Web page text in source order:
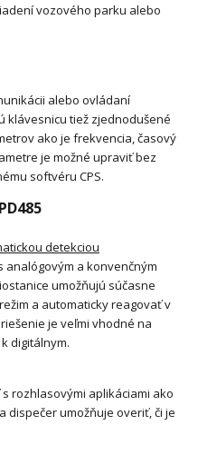
vozového parku alebo
alebo ovládaní
klávesnicu tiež zjednodušené
ako je frekvencia, časový
je možné upraviť bez
softvéru CPS.
detekciou
analógovým a konvenčným
umožňujú súčasne
a automaticky reagovať v
je veľmi vhodné na
digitálnym.
rozhlasovými aplikáciami ako
dispečer umožňuje overiť, či je